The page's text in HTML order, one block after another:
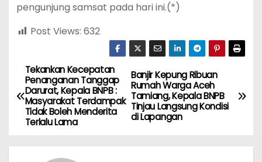
pengunjung samsat pada hari ini.(*)
Post Views: 632
N
a
v
i
Banjir Kepung Ribuan
Rumah Warga Aceh
Tamiang, Kepala BNPB
Tinjau Langsung Kondisi
di Lapangan
Tekankan Kecepatan
Penanganan Tanggap
Darurat, Kepala BNPB :
Masyarakat Terdampak
Tidak Boleh Menderita
Terlalu Lama